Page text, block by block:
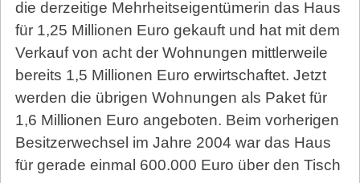
die derzeitige Mehrheitseigentümerin das Haus
für 1,25 Millionen Euro gekauft und hat mit dem
Verkauf von acht der Wohnungen mittlerweile
bereits 1,5 Millionen Euro erwirtschaftet. Jetzt
werden die übrigen Wohnungen als Paket für
1,6 Millionen Euro angeboten. Beim vorherigen
Besitzerwechsel im Jahre 2004 war das Haus
für gerade einmal 600.000 Euro über den Tisch